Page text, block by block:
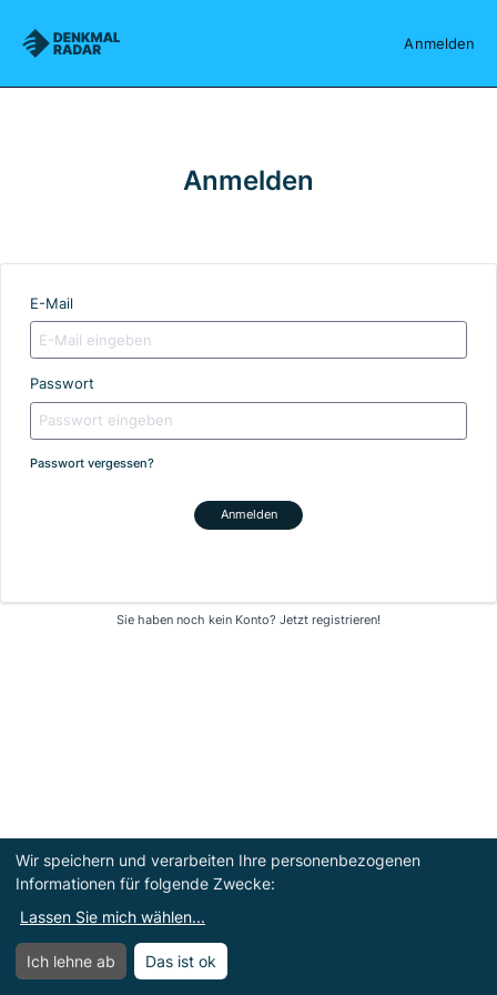
Denkmalradar Anmelden
Menü öffnen
Anmelden
E-Mail
Passwort
Passwort vergessen?
Anmelden
Sie haben noch kein Konto? Jetzt registrieren!
Wir speichern und verarbeiten Ihre personenbezogenen
Informationen für folgende Zwecke:
Lassen Sie mich wählen...
Ich lehne ab Das ist ok